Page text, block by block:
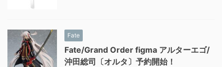
Fate
Fate/Grand Order figma アルターエゴ/
沖田総司〔オルタ〕予約開始！